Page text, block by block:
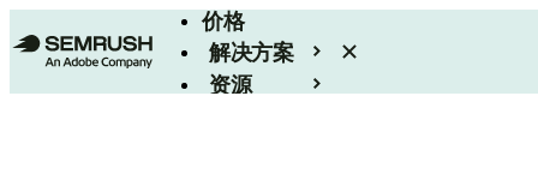
价格
解决方案
资源